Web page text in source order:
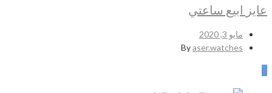
عايز ابيع ساعتي
مايو 3, 2020
Byaser.watches
0